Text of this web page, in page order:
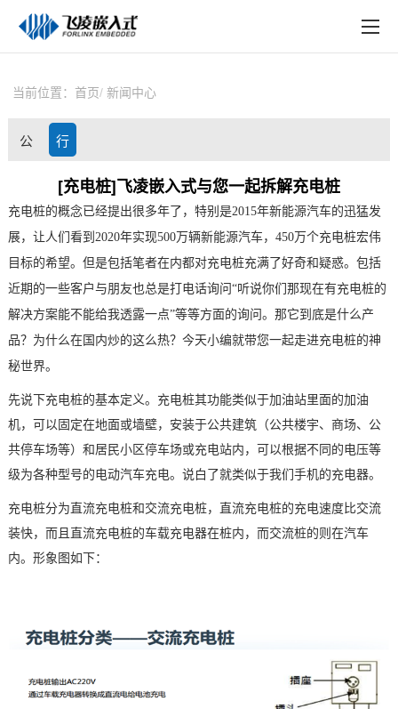
技术与支持
在线文档
方案定制
关于飞凌
天猫商城
新闻中心
技术论坛
在线购买
当前位置： 首页 新闻中心
公
动
态
行
业
资
讯
[充电桩]飞凌嵌入式与您一起拆解充电桩
充电桩的概念已经提出很多年了，特别是2015年新能源汽车的迅猛发
展，让人们看到2020年实现500万辆新能源汽车，450万个充电桩宏伟
目标的希望。但是包括笔者在内都对充电桩充满了好奇和疑惑。包括
近期的一些客户与朋友也总是打电话询问“听说你们那现在有充电桩的
解决方案能不能给我透露一点”等等方面的询问。那它到底是什么产
品？为什么在国内炒的这么热？今天小编就带您一起走进充电桩的神
秘世界。
先说下充电桩的基本定义。充电桩其功能类似于加油站里面的加油
机，可以固定在地面或墙壁，安装于公共建筑（公共楼宇、商场、公
共停车场等）和居民小区停车场或充电站内，可以根据不同的电压等
级为各种型号的电动汽车充电。说白了就类似于我们手机的充电器。
充电桩分为直流充电桩和交流充电桩，直流充电桩的充电速度比交流
装快，而且直流充电桩的车载充电器在桩内，而交流桩的则在汽车
内。形象图如下：